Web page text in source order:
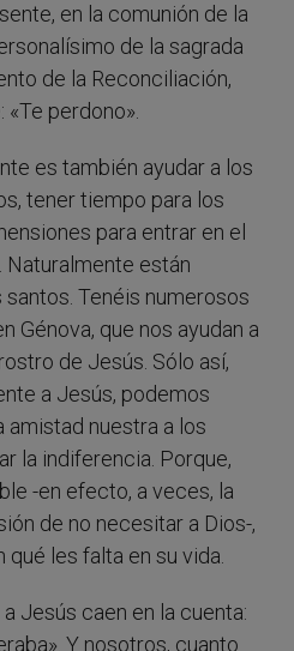
en la comunión de la
de la sagrada
de la Reconciliación,
perdono».
es también ayudar a los
tener tiempo para los
para entrar en el
están
Tenéis numerosos
Génova, que nos ayudan a
de Jesús. Sólo así,
a Jesús, podemos
nuestra a los
la indiferencia. Porque,
-en efecto, a veces, la
de no necesitar a Dios-,
qué les falta en su vida.
Jesús caen en la cuenta:
Y nosotros, cuanto